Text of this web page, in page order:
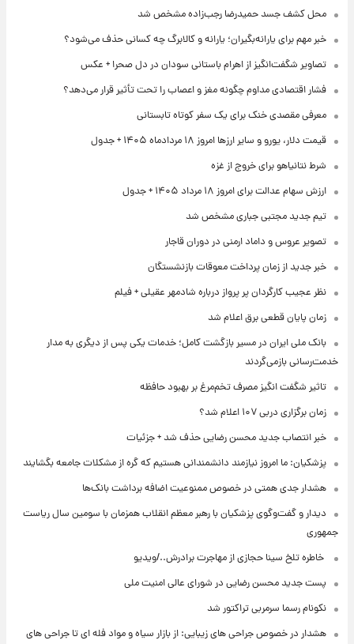
محل کشف جسد حمیدرضا رجب‌زاده مشخص شد
خبر مهم برای یارانه‌بگیران؛ یارانه و کالابرگ چه کسانی حذف می‌شود؟
تصاویر شگفت‌انگیز از اهرام باستانی سودان در دل صحرا + عکس
فشار اقتصادی مداوم چگونه مغز و اعصاب را تحت تأثیر قرار می‌دهد؟
معرفی مقصدی خنک برای یک سفر کوتاه تابستانی
قیمت دلار، یورو و سایر ارزها امروز ۱۸ مردادماه ۱۴۰۵ + جدول
شرط نتانیاهو برای خروج از غزه
ارزش سهام عدالت برای امروز ۱۸ مرداد ۱۴۰۵ + جدول
تیم جدید مجتبی جباری مشخص شد
تصویر عروس و داماد ارمنی در دوران قاجار
خبر جدید از زمان پرداخت معوقات بازنشستگان
نظر عجیب کارگردان پر پرواز درباره شادمهر عقیلی + فیلم
زمان پایان قطعی برق اعلام شد
بانک ملی ایران در مسیر بازگشت کامل؛ خدمات یکی پس از دیگری به مدار
خدمت‌رسانی بازمی‌گردند
تاثیر شگفت انگیز مصرف تخم‌مرغ بر بهبود حافظه
زمان برگزاری دربی ۱۰۷ اعلام شد؟
خبر انتصاب جدید محسن رضایی حذف شد + جزئیات
پزشکیان: ما امروز نیازمند دانشمندانی هستیم که گره از مشکلات جامعه بگشایند
هشدار جدی همتی در خصوص ممنوعیت اضافه ‌برداشت بانک‌ها
دیدار و گفت‌وگوی پزشکیان با رهبر معظم انقلاب همزمان با سومین سال ریاست
جمهوری
⁨ خاطره تلخ سینا حجازی از مهاجرت برادرش../ویدیو
پست جدید محسن رضایی در شورای عالی امنیت ملی
نکونام رسما سرمربی تراکتور شد
هشدار در خصوص جراحی های زیبایی: از بازار سیاه و مواد فله ای تا جراحی های